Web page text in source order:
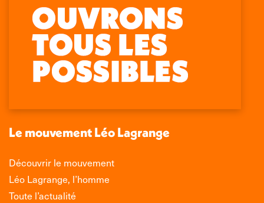
Retrouvez-nous sur :
Facebook
s'ouvre
une
fenêtre
La
page
X
s'ouvre
une
fenêtre
La
page
LinkedIn
s'ouvre
une
fenêtre
La
page
Instagram
s'ouvre
une
nouvelle
fenêtre
Le mouvement Léo Lagrange
Découvrir le mouvement
Léo Lagrange, l’homme
Toute l’actualité